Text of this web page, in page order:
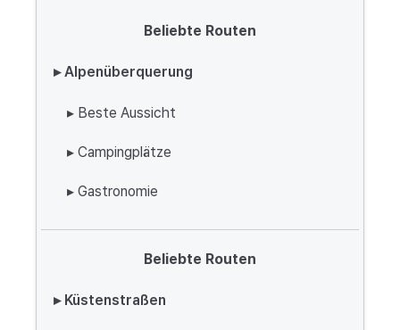
Beliebte Routen
▸ Alpenüberquerung
▸ Beste Aussicht
▸ Campingplätze
▸ Gastronomie
Beliebte Routen
▸ Küstenstraßen